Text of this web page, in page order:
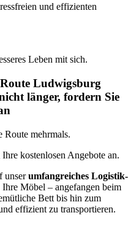
und effizienten
Leben mit sich.
Ludwigsburg
länger, fordern Sie
Route mehrmals.
kostenlosen Angebote an.
unserumfangreiches Logistik-
Ihre Möbel – angefangen beim
Bett bis hin zum
effizient zu transportieren.